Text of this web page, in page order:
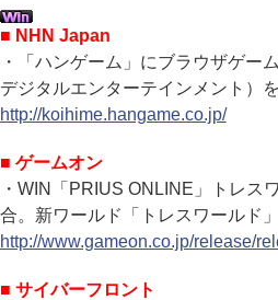
■ NHN Japan
・「ハンゲーム」にブラウザゲー
デジタルエンターテインメント）を
http://koihime.hangame.co.jp/
■ ゲームオン
・WIN「PRIUS ONLINE」トレス
合。新ワールド「トレスワールド」
http://www.gameon.co.jp/release/
■ サイバーフロント